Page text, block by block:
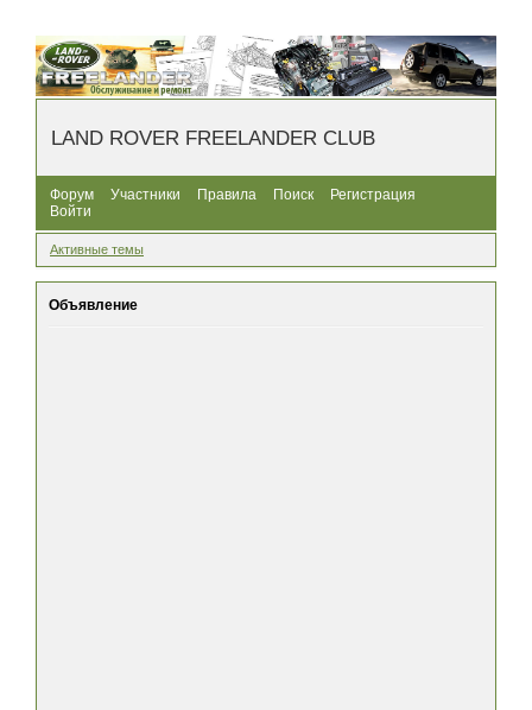
LAND ROVER FREELANDER CLUB
Форум Участники Правила Поиск
Регистрация
Войти
Активные темы
Объявление